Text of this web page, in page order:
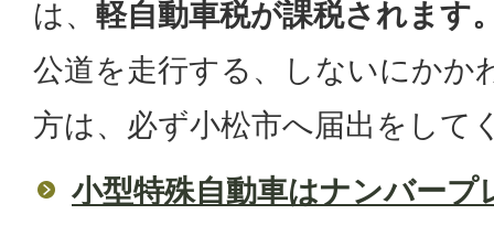
は、 軽自動車税が課税されます
公道を走行する、しないにかか
方は、必ず小松市へ届出をして
小型特殊自動車はナンバープ